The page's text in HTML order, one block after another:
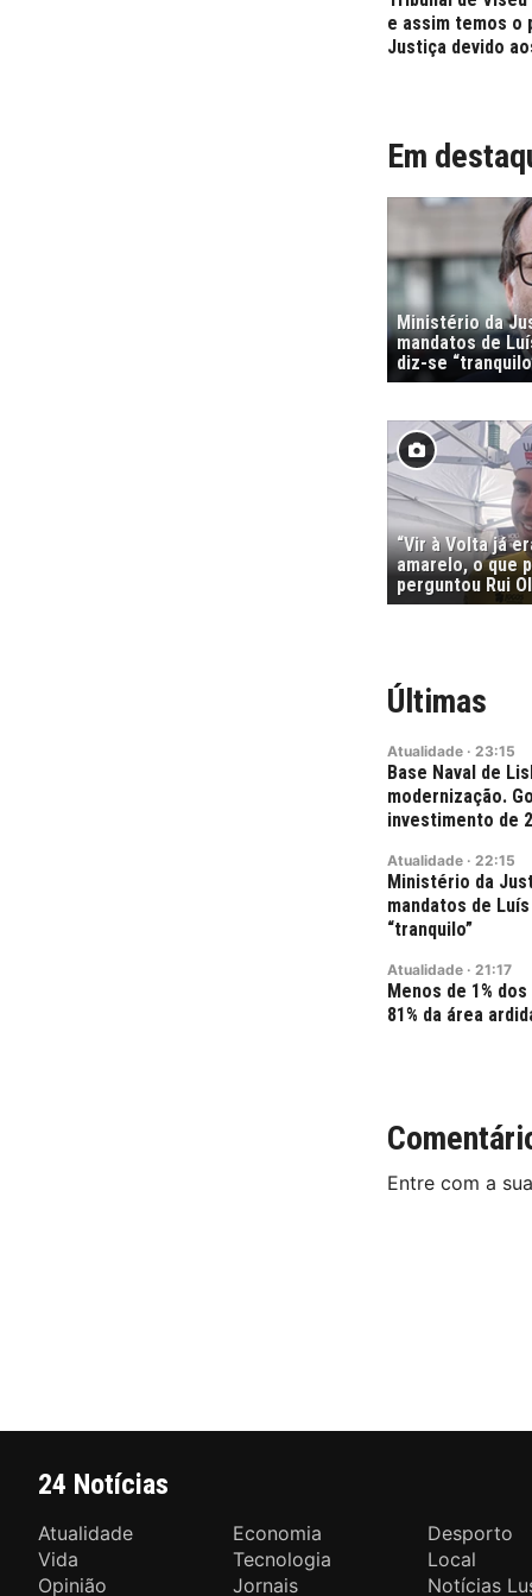
e assim temos o
Justiça devido
Em
Ministério da
mandatos de
diz-se
“Vir à Volta já
amarelo, o que
perguntou Rui
Últimas
Atualidade · 23:15
Base Naval de
modernização.
investimento de
Atualidade · 22:15
Ministério da
mandatos de
“tranquilo”
Atualidade · 21:17
Menos de 1%
81% da área
Entre com a
24 Notícias
Atualidade Economia
Desporto
Vida
Tecnologia
Local
Opinião
Jornais Notícias